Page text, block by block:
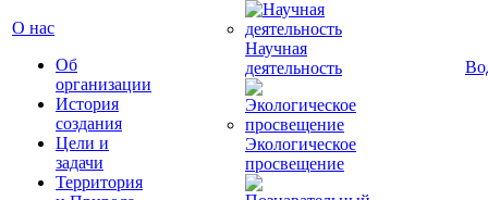
О нас
Об
организации
История
создания
Цели и
задачи
Территория
Научная
деятельность
Экологическое
просвещение